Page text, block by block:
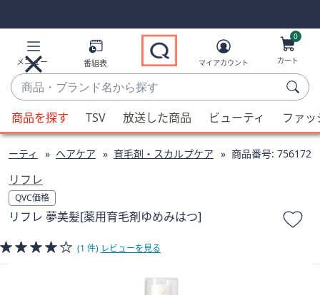
Links
Links2
メニュー 番組表
商
品・
ブ
ラ
ン
名
か
ら
す
候
補
利
用
可
能
場
マイアカウント
0
カート
商品を探す TSV 放送した商品 ビューティ ファ
ーティ ヘアケア 育毛剤・スカルプケア 商品番号: 756172
リフレ
QVC価格
リフレ 夢美髪[薬用育毛剤ゆめみはつ]
(1 件) レビューを見る